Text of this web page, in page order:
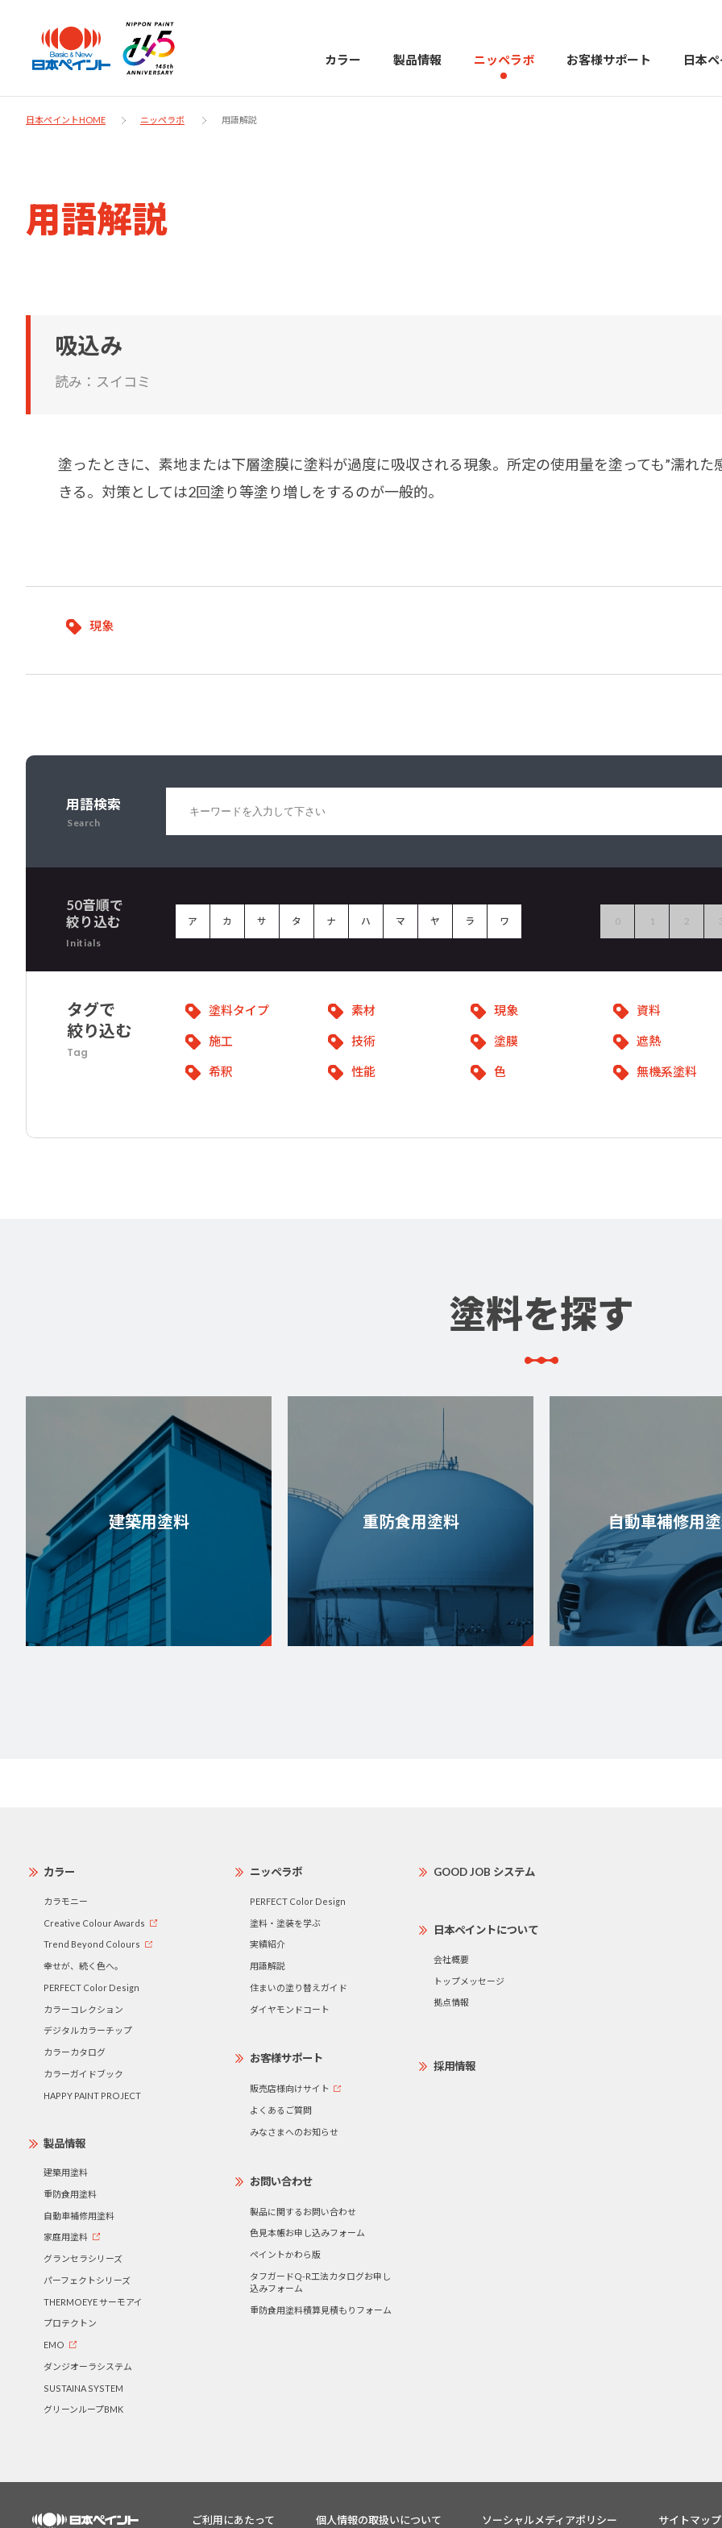
カラー 製品情報
建築・重防食・自動車補修用の各分野で、
グランセラシリーズ
ニッペラボ
紹介します。
お客様サポート
お客様サポー
お問い合わせにあたっては、まずは「よく
あるご質問」をご参照ください。
日本
日本ペイント
に
物や大型構造物用、自動車の補修塗装向け
塗料の開発・製造および販売を展開。全国
日本ペイントHOME ニッペラボ 用語解説
用語解説
吸込み
読み：スイコミ
塗ったときに、素地または下層塗膜に塗料が過度に吸収される現象。所定の使用量を塗っても”濡れ
きる。対策としては2回塗り等塗り増しをするのが一般的。
現象
用語検索
Search
50音順で
絞り込む
Initials
ア カ サ タ ナ ハ マ ヤ ラ ワ 0 1 2
タグで
絞り込む
Tag
塗料タイプ 素材 現象 資料
施工 技術 塗膜 遮熱
希釈 性能 色 無機系塗料
塗料を探す
建築用塗料 重防食用塗料 自動車補修用
カラー
カラモニー
Creative Colour Awards
Trend Beyond Colours
幸せが、続く色へ。
PERFECT Color Design
カラーコレクション
デジタルカラーチップ
カラーカタログ
カラーガイドブック
HAPPY PAINT PROJECT
製品情報
建築用塗料
重防食用塗料
自動車補修用塗料
家庭用塗料
グランセラシリーズ
パーフェクトシリーズ
THERMOEYE サーモアイ
プロテクトン
EMO
ダンジオーラシステム
SUSTAINA SYSTEM
グリーンループBMK
ニッペラボ
PERFECT Color Design
塗料・塗装を学ぶ
実績紹介
用語解説
住まいの塗り替えガイド
ダイヤモンドコート
お客様サポート
販売店様向けサイト
よくあるご質問
みなさまへのお知らせ
お問い合わせ
製品に関するお問い合わせ
色見本帳お申し込みフォーム
ペイントかわら版
タフガードQ-R工法カタログお申し
込みフォーム
重防食用塗料積算見積もりフォーム
GOOD JOB システム
日本ペイントについて
会社概要
トップメッセージ
拠点情報
採用情報
ご利用にあたって 個人情報の取扱いについて ソーシャルメディアポリシー サイトマップ